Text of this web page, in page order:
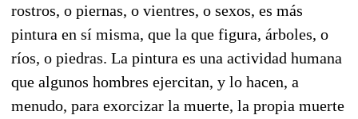
rostros, o piernas, o vientres, o sexos, es más
pintura en sí misma, que la que figura, árboles, o
ríos, o piedras. La pintura es una actividad humana
que algunos hombres ejercitan, y lo hacen, a
menudo, para exorcizar la muerte, la propia muerte